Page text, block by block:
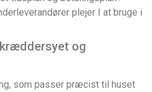
plejer I at bruge i
og
som passer præcist til huset